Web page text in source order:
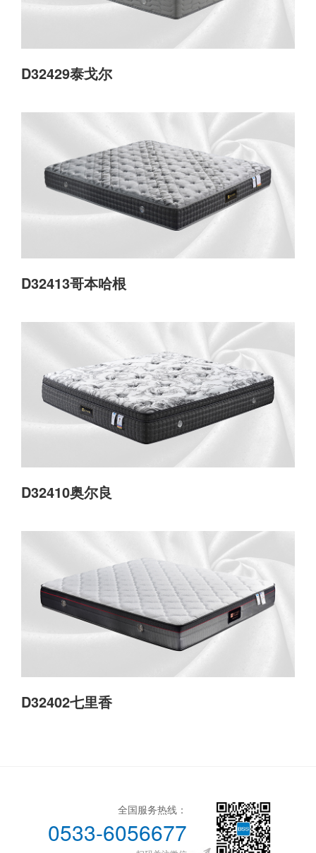
D32429泰戈尔
D32413哥本哈根
D32410奥尔良
D32402七里香
全国服务热线：
0533-6056677